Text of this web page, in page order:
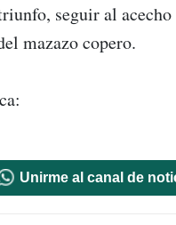
seguir al
mazazo copero.
Unirme al canal de